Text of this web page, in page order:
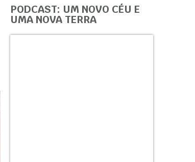
PODCAST: UM NOVO CÉU E
UMA NOVA TERRA